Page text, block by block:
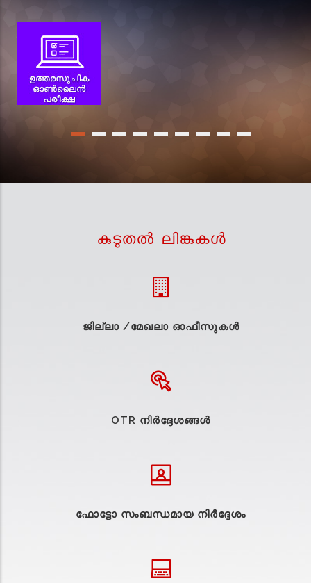
കുടുതല്‍ ലിങ്കുകള്‍
ജില്ലാ /മേഖലാ ഓഫീസുകള്‍
OTR നിർദ്ദേശങ്ങൾ
ഫോട്ടോ സംബന്ധമായ നിർദ്ദേശം